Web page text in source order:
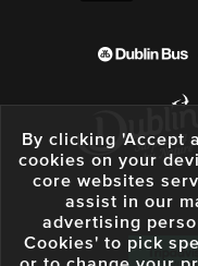
By clicking 'Accept
cookies on your
core websites
assist in our
advertising
Cookies' to pick